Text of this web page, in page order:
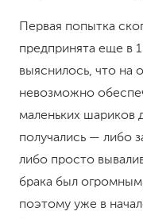
Первая попытка
предпринята еще в
выяснилось, что на
невозможно
маленьких шариков
получались — либо
либо просто
брака был
поэтому уже в